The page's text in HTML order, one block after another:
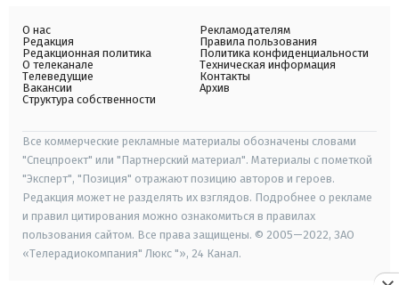
О нас
Редакция
Редакционная политика
О телеканале
Телеведущие
Вакансии
Структура собственности
Рекламодателям
Правила пользования
Политика конфиденциальности
Техническая информация
Контакты
Архив
Все коммерческие рекламные материалы обозначены словами
"Спецпроект" или "Партнерский материал". Материалы с пометкой
"Эксперт", "Позиция" отражают позицию авторов и героев.
Редакция может не разделять их взглядов. Подробнее о рекламе
и правил цитирования можно ознакомиться в правилах
пользования сайтом. Все права защищены. © 2005—2022, ЗАО
«Телерадиокомпания" Люкс "», 24 Канал.